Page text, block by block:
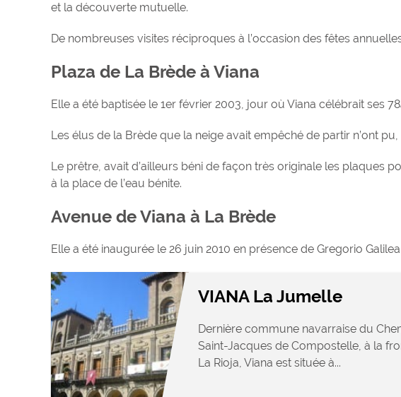
et la découverte mutuelle.
De nombreuses visites réciproques à l’occasion des fêtes
Plaza de La Brède à Viana
Elle a été baptisée le 1er février 2003, jour où Viana célébrait ses
Les élus de la Brède que la neige avait empêché de partir n’ont
Le prêtre, avait d’ailleurs béni de façon très originale les plaques
à la place de l’eau bénite.
Avenue de Viana à La Brède
Elle a été inaugurée le 26 juin 2010 en présence de Gregorio
VIANA La Jumelle
Dernière commune navarraise du
Saint-Jacques de Compostelle, à la
La Rioja, Viana est située à...